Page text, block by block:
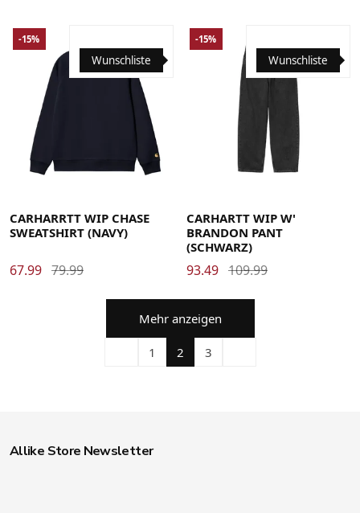
Wunschliste
-15%
CARHARRTT WIP CHASE
SWEATSHIRT (NAVY)
67.99 79.99
Wunschliste
-15%
CARHARTT WIP W'
BRANDON PANT
(SCHWARZ)
93.49 109.99
Mehr anzeigen
1 2 3
Allike Store Newsletter